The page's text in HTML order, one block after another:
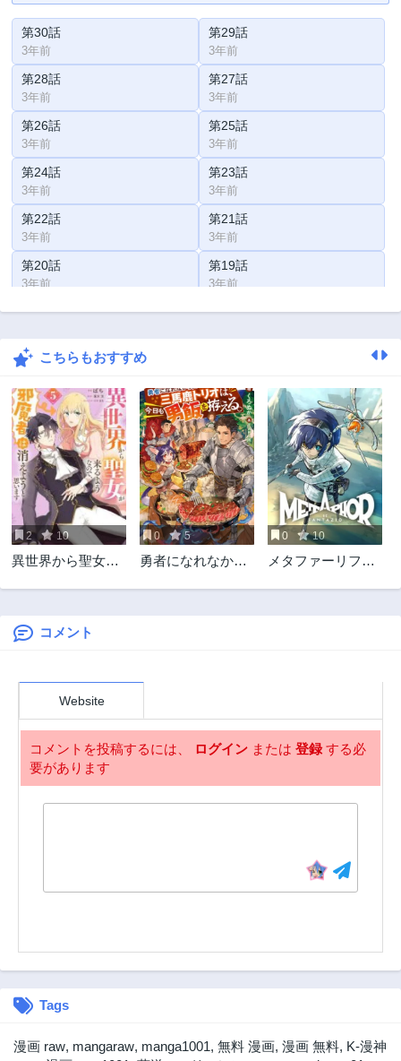
第30話
3年前
第29話
3年前
第28話
3年前
第27話
3年前
第26話
3年前
第25話
3年前
第24話
3年前
第23話
3年前
第22話
3年前
第21話
3年前
第20話
3年前
第19話
3年前
第18話 第17話
第16話
第14話
3年前
第13話
3年前
第12.2話
3年前
第12.1話
3年前
第11話
3年前
第10話
3年前
第9話
3年前
第8話
3年前
第7話 第6.2話
第6.1話
第5.1話
第3話
3年前
第2話
3年前
第1話
こちらもおすすめ
2 10
異世界から聖女が
と思います
0 5
勇者になれなかっ
拵える
0 10
メタファーリファ
コメント
Website
コメントを投稿するには、 ログイン または 登録する必
要があります
Tags
漫画 raw, mangaraw, manga1001, 無料 漫画, 漫画 無料, K-漫神